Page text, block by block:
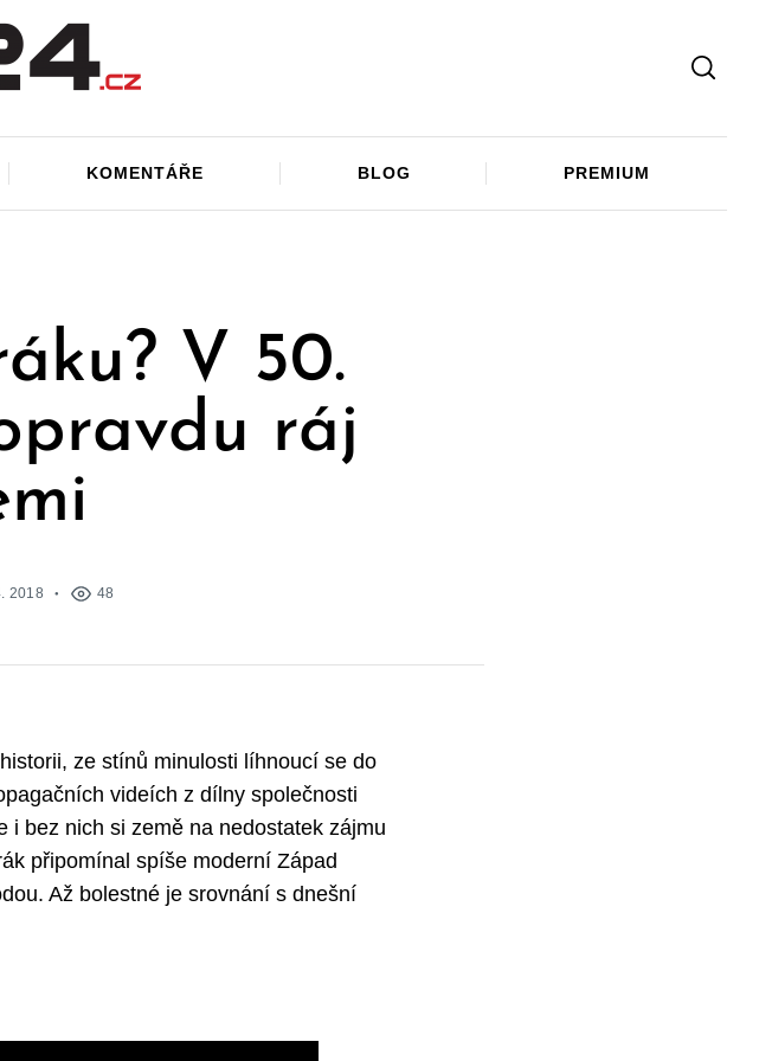
KOMENTÁŘE BLOG PREMIUM
V 50.
ráj
2018 48
ze stínů minulosti líhnoucí se do
videích z dílny společnosti
i bez nich si země na nedostatek zájmu
připomínal spíše moderní Západ
Až bolestné je srovnání s dnešní